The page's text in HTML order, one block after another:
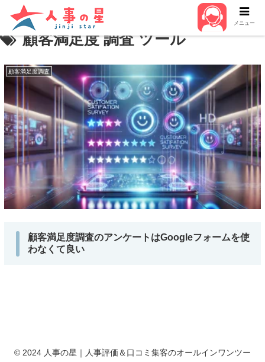
顧客満足度 調査 ツール
顧客満足度調査
顧客満足度調査のアンケートはGoogleフォームを使
わなくて良い
© 2024 人事の星｜人事評価＆口コミ集客のオールインワンツー
メニュー